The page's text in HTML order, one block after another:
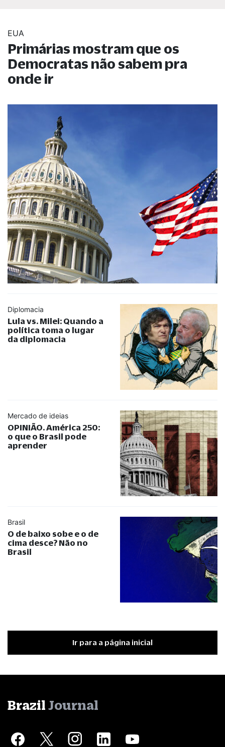
EUA
Primárias mostram que os
Democratas não sabem pra
onde ir
Diplomacia
Lula vs. Milei: Quando a
política toma o lugar
da diplomacia
Mercado de ideias
OPINIÃO. América 250:
o que o Brasil pode
aprender
Brasil
O de baixo sobe e o de
cima desce? Não no
Brasil
Ir para a página inicial
Brazil Journal